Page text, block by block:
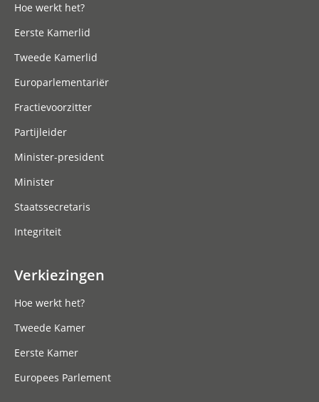
Hoe werkt het?
Eerste Kamerlid
Tweede Kamerlid
Europarlementariër
Fractievoorzitter
Partijleider
Minister-president
Minister
Staatssecretaris
Integriteit
Verkiezingen
Hoe werkt het?
Tweede Kamer
Eerste Kamer
Europees Parlement